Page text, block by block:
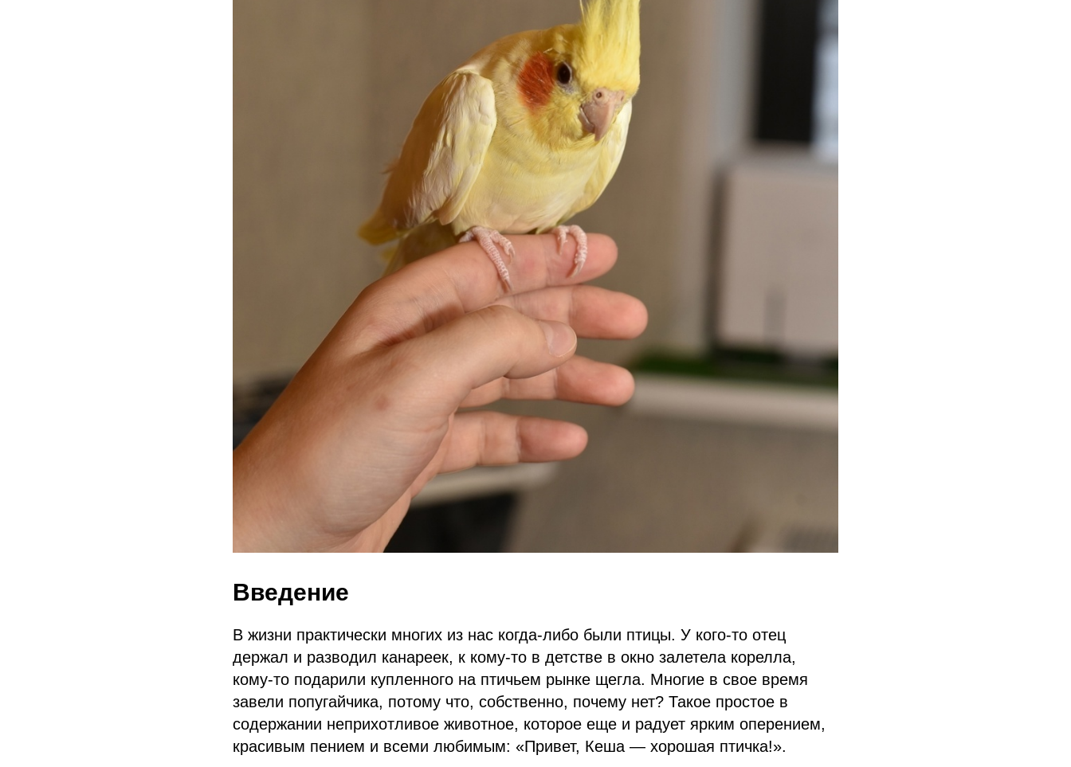
Введение
В жизни практически многих из нас когда-либо были птицы. У кого-то отец
держал и разводил канареек, к кому-то в детстве в окно залетела корелла,
кому-то подарили купленного на птичьем рынке щегла. Многие в свое время
завели попугайчика, потому что, собственно, почему нет? Такое простое в
содержании неприхотливое животное, которое еще и радует ярким оперением,
красивым пением и всеми любимым: «Привет, Кеша — хорошая птичка!».